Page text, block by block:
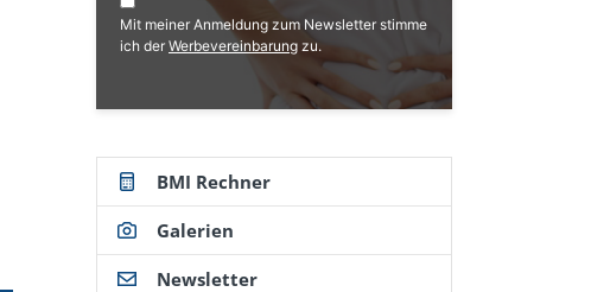
Mit meiner Anmeldung zum Newsletter stimme
ich der Werbevereinbarung zu.
BMI Rechner
Galerien
Newsletter